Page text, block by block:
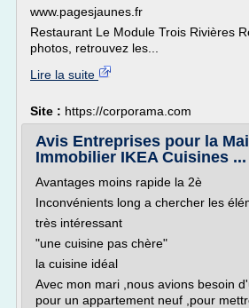
www.pagesjaunes.fr
Restaurant Le Module Trois Rivières
photos, retrouvez les...
Lire la suite
Site : https://corporama.com
Avis Entreprises pour la
Immobilier IKEA Cuisines ...
Avantages moins rapide la 2è
Inconvénients long a chercher les
très intéressant
"une cuisine pas chère"
la cuisine idéal
Avec mon mari ,nous avions besoin
pour un appartement neuf ,pour